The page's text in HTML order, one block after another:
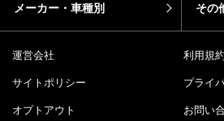
メーカー・車種別 その
運営会社 利用規約
サイトポリシー プライ
オプトアウト お問い